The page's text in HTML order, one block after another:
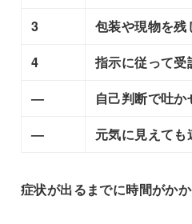
3
包装や現物を残
4
指示に従って受
—
自己判断で吐か
—
元気に見えても
症状が出るまでに時間がか